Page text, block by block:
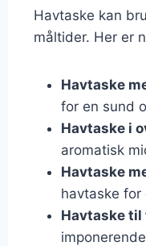
Havtaske kan
måltider. Her er
Havtaske
for en sund
Havtaske i
aromatisk
Havtaske
havtaske for
Havtaske til